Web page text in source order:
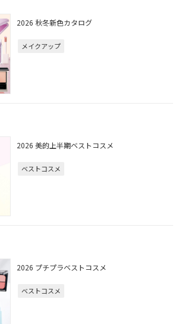
2026 秋冬新色カタログ
メイクアップ
2026 美的上半期ベストコスメ
ベストコスメ
2026 プチプラベストコスメ
ベストコスメ